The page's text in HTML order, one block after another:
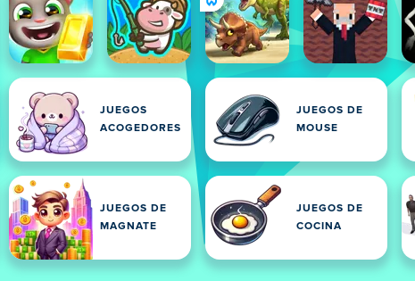
JUEGOS
ACOGEDORES
JUEGOS DE
MOUSE
JUEGOS DE
MAGNATE
JUEGOS DE
COCINA